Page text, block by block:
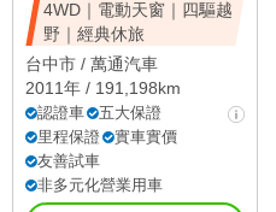
4WD｜電動天窗｜四驅越
野｜經典休旅
台中市 / 萬通汽車
2011年 / 191,198km
認證車
五大保證
里程保證
實車實價
友善試車
非多元化營業用車